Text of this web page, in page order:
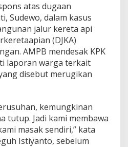
atas dugaan
Sudewo, dalam kasus
jalur kereta api
(DJKA)
AMPB mendesak KPK
laporan warga terkait
disebut merugikan
kemungkinan
tutup. Jadi kami membawa
masak sendiri,” kata
Istiyanto, sebelum